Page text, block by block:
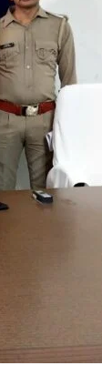
Latest
News